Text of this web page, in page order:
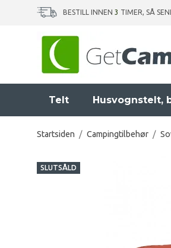
BESTILL INNEN 3 TIMER, SÅ
Telt Husvognstelt,
Startsiden / Campingtilbehør /
SLUTSÅLD